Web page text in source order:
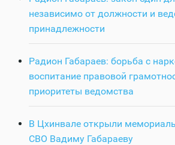
независимо от должности и
принадлежности
Радион Габараев: борьба с
воспитание правовой
приоритеты ведомства
В Цхинвале открыли
СВО Вадиму Габараеву